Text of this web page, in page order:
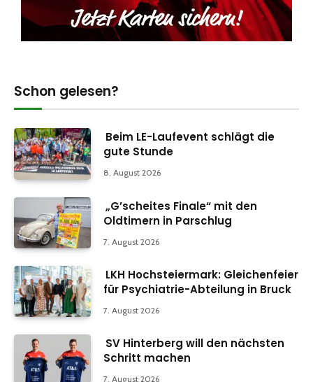
Schon gelesen?
Beim LE-Laufevent schlägt die
gute Stunde
8. August 2026
„G’scheites Finale“ mit den
Oldtimern in Parschlug
7. August 2026
LKH Hochsteiermark: Gleichenfeier
für Psychiatrie-Abteilung in Bruck
7. August 2026
SV Hinterberg will den nächsten
Schritt machen
7. August 2026